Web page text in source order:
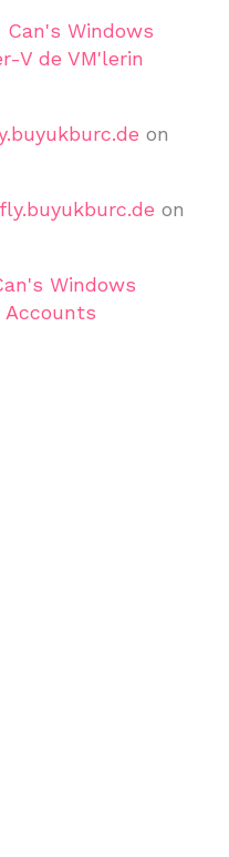
Windows
V de VM'lerin
on
on
Windows
Accounts